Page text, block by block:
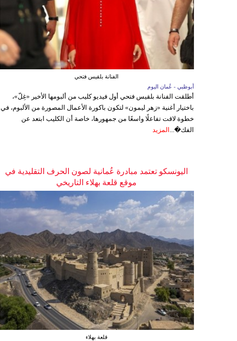
الفنانة بلقيس فتحي
أبوظبي - عُمان اليوم
أطلقت الفنانة بلقيس فتحي أول فيديو كليب من ألبومها الأخير «غِلّ»،
باختيار أغنية «زهر ليمون» لتكون باكورة الأعمال المصورة من الألبوم، في
خطوة لاقت تفاعلًا واسعًا من جمهورها، خاصة أن الكليب ابتعد عن
الفك�... المزيد
اليونسكو تعتمد مبادرة عُمانية لصون الحرف التقليدية في
موقع قلعة بهلاء التاريخي
قلعة بهلاء